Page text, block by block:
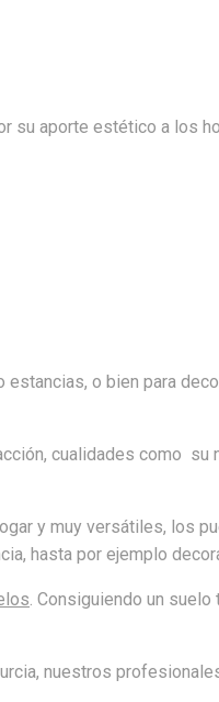
su aporte estético a los
o bien para
cualidades como su
y muy versátiles, los
hasta por ejemplo
. Consiguiendo un
nuestros